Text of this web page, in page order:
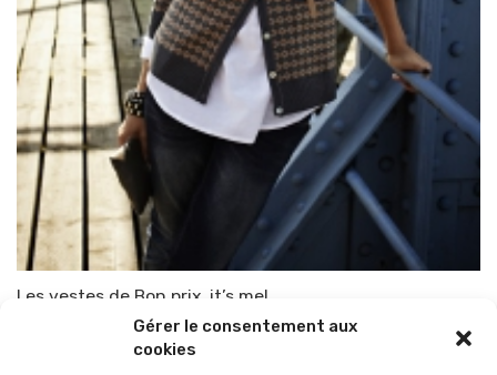
Gérer le consentement aux
cookies
Les vestes de Bon prix, it’s me!
TOP-PARENTS 25 août 2014